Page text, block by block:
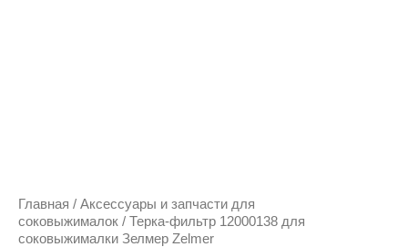
Главная / Аксессуары и запчасти для
соковыжималок / Терка-фильтр 12000138 для
соковыжималки Зелмер Zelmer